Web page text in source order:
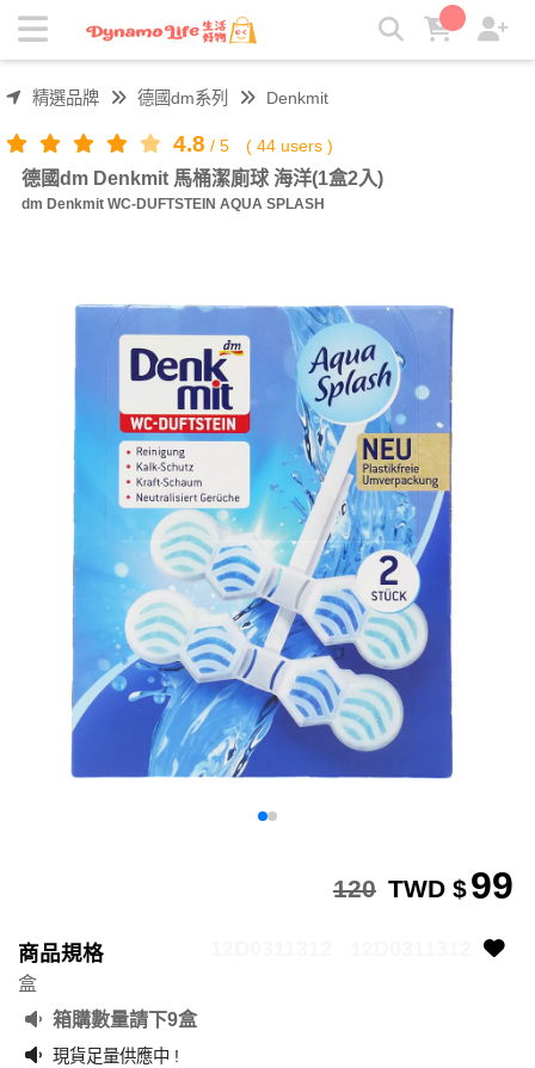
德國dm Denkmit 馬桶潔廁球 海洋(1盒2入) | 吸引力生活好物
精選品牌 德國dm系列 Denkmit
4.8 / 5 ( 44 users )
德國dm Denkmit 馬桶潔廁球 海洋(1盒2入)
dm Denkmit WC-DUFTSTEIN AQUA SPLASH
99
TWD $
120
商品規格
盒
箱購數量請下9盒
現貨足量供應中 !